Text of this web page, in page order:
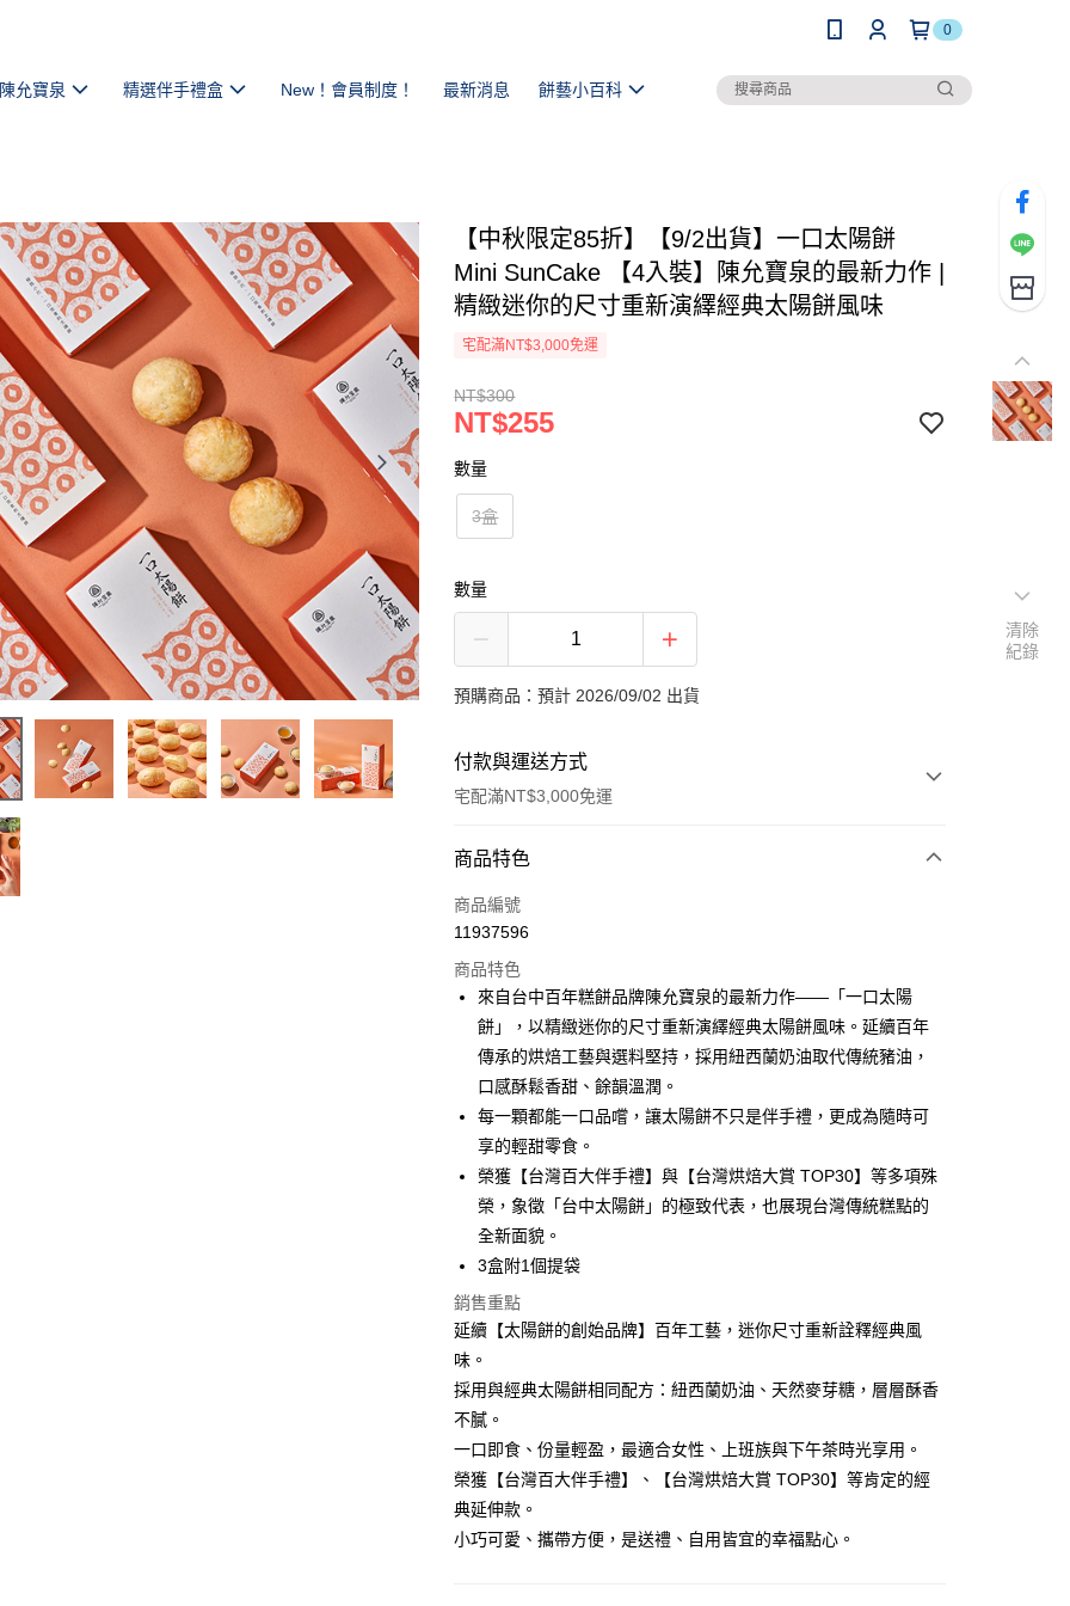
0
允寶泉 精選伴手禮盒 New！會員制度！ 最新消息 餅藝小百科
【中秋限定85折】【9/2出貨】一口太陽餅
Mini SunCake 【4入裝】陳允寶泉的最新力作 |
精緻迷你的尺寸重新演繹經典太陽餅風味
宅配滿NT$3,000免運
NT$300
NT$255
數量
3盒
數量
預購商品：預計 2026/09/02 出貨
付款與運送方式
宅配滿NT$3,000免運
付款方式
信用卡一次付款
Apple Pay
街口支付
悠遊付
ATM付款
運送方式
【中秋85折預購】宅配
每筆NT$160，滿NT$3,000(含以上)免運費
商品特色
商品編號
11937596
商品特色
來自台中百年糕餅品牌陳允寶泉的最新力作——「一口太陽
餅」，以精緻迷你的尺寸重新演繹經典太陽餅風味。延續百年
傳承的烘焙工藝與選料堅持，採用紐西蘭奶油取代傳統豬油，
口感酥鬆香甜、餘韻溫潤。
每一顆都能一口品嚐，讓太陽餅不只是伴手禮，更成為隨時可
享的輕甜零食。
榮獲【台灣百大伴手禮】與【台灣烘焙大賞 TOP30】等多項殊
榮，象徵「台中太陽餅」的極致代表，也展現台灣傳統糕點的
全新面貌。
3盒附1個提袋
銷售重點
延續【太陽餅的創始品牌】百年工藝，迷你尺寸重新詮釋經典風
味。
採用與經典太陽餅相同配方：紐西蘭奶油、天然麥芽糖，層層酥香
不膩。
一口即食、份量輕盈，最適合女性、上班族與下午茶時光享用。
榮獲【台灣百大伴手禮】、【台灣烘焙大賞 TOP30】等肯定的經
典延伸款。
小巧可愛、攜帶方便，是送禮、自用皆宜的幸福點心。
清除
紀錄